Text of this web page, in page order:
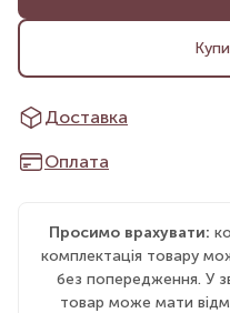
Доставка
Оплата
Просимо врахувати:
комплектація товару
без попередження. У
товар може мати